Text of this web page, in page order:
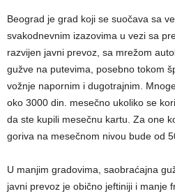
Beograd je grad koji se suočava sa
svakodnevnim izazovima u vezi sa
razvijen javni prevoz, sa mrežom
gužve na putevima, posebno tokom
vožnje napornim i dugotrajnim.
oko 3000 din. mesečno ukoliko se
da ste kupili mesečnu kartu. Za one
goriva na mesečnom nivou bude od
U manjim gradovima, saobraćajna
javni prevoz je obično jeftiniji i manje